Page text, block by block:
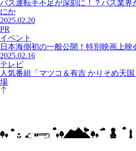
バス運転手不足が深刻に！？バス業界
にか
2025.02.20
PR
イベント
日本海側初の一般公開！特別映画上映
2025.02.16
テレビ
人気番組「マツコ＆有吉 かりそめ天
場